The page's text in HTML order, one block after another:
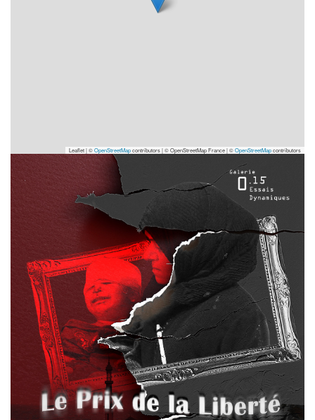
Leaflet | ©OpenStreetMapcontributors|© OpenStreetMap France | ©OpenStreetMapcontributors